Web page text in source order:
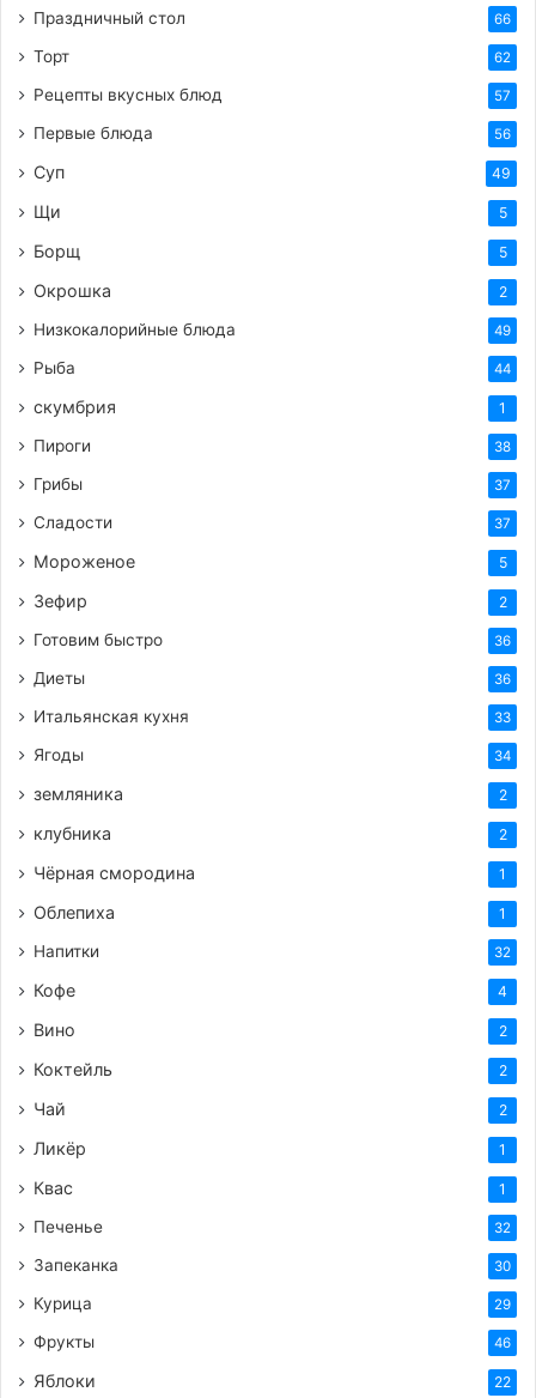
Праздничный стол 66
Торт 62
Рецепты вкусных блюд 57
Первые блюда 56
Суп 49
Щи 5
Борщ 5
Окрошка 2
Низкокалорийные блюда 49
Рыба 44
скумбрия 1
Пироги 38
Грибы 37
Сладости 37
Мороженое 5
Зефир 2
Готовим быстро 36
Диеты 36
Итальянская кухня 33
Ягоды 34
земляника 2
клубника 2
Чёрная смородина 1
Облепиха 1
Напитки 32
Кофе 4
Вино 2
Коктейль 2
Чай 2
Ликёр 1
Квас 1
Печенье 32
Запеканка 30
Курица 29
Фрукты 46
Яблоки 22